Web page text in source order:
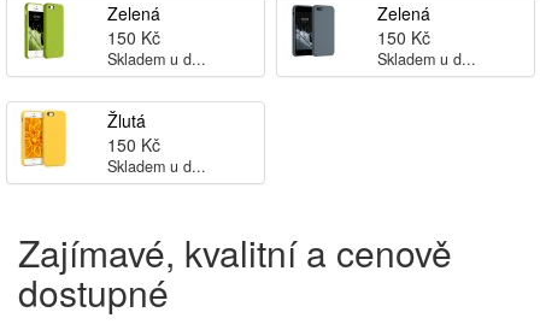
Zelená
150 Kč
Skladem u d...
Zelená
150 Kč
Skladem u d...
Žlutá
150 Kč
Skladem u d...
Zajímavé, kvalitní a cenově
dostupné